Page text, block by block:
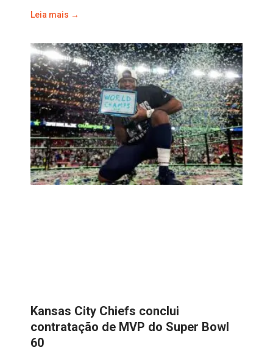
Leia mais →
Kansas City Chiefs conclui
contratação de MVP do Super Bowl
60